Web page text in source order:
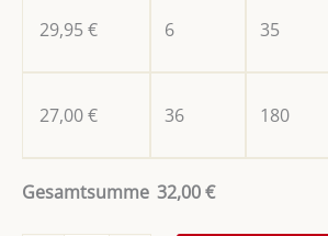
29,95€ 6 35
27,00€ 36 180
Gesamtsumme 32,00€